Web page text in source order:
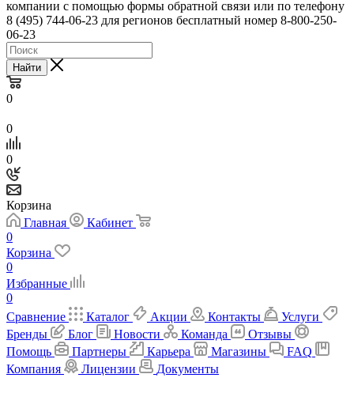
компании с помощью формы обратной связи или по телефону
8 (495) 744-06-23 для регионов бесплатный номер 8-800-250-
06-23
Найти
0
0
0
Корзина
Главная
Кабинет
0
Корзина
0
Избранные
0
Сравнение
Каталог Акции Контакты
Услуги
Бренды
Блог Новости Команда
Отзывы
Помощь
Партнеры Карьера Магазины
FAQ
Компания
Лицензии Документы